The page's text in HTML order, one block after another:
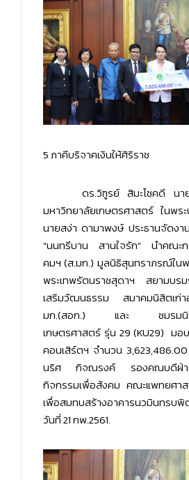
5 ภาคีบริจาคเงินให้ศิริราช
ดร.วิฑูรย์ สิมะโชคดี นาย
มหาวิทยาลัยเกษตรศาสตร์ ในพร
นายสง่า ดามาพงษ์ ประธานจัดงา
"นนทรีบาน สานใจรัก" นำคณะก
คมฯ (ส.มก.) มูลนิธิสุนทราภรณ์ใน
พระเทพรัตนราชสุดาฯ สยามบร
เสริมวัฒนธรรม สมาคมนิสิตเก่า
มก.(สอก.) และ ชมรมนิสิต
เกษตรศาสตร์ รุ่น 29 (KU29) มอ
คอนเสิร์ตฯ จำนวน
นริศ กิจณรงค์ รองคณบดีฝ่าย
กิจกรรมเพื่อสังคม คณะแพทยศา
เพื่อสมทบสร้างอาคารนวมินทรบ
วันที่ 21 กพ.2561.